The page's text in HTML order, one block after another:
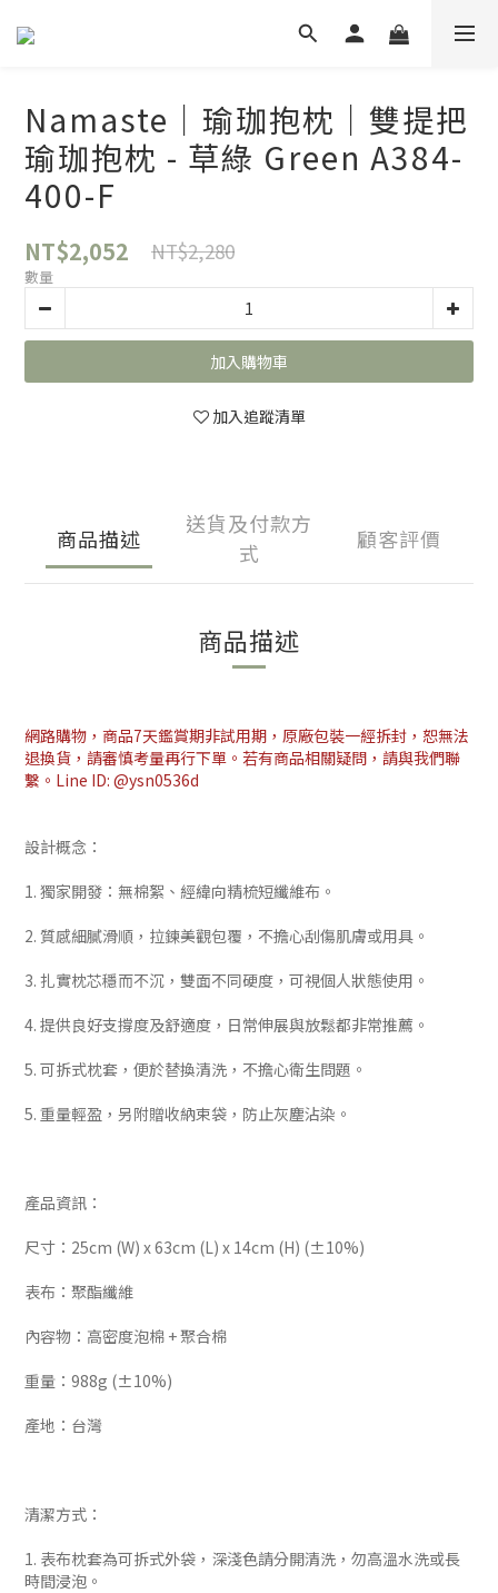
Namaste｜瑜珈抱枕｜雙提把
瑜珈抱枕 - 草綠 Green A384-
400-F
NT$2,052 NT$2,280
數量
加入購物車
加入追蹤清單
商品描述
送貨及付款方
式
顧客評價
商品描述
網路購物，商品7天鑑賞期非試用期，原廠包裝一經拆封，恕無法
退換貨，請審慎考量再行下單。若有商品相關疑問，請與我們聯
繫。Line ID: @ysn0536d
設計概念：
1. 獨家開發：無棉絮、經緯向精梳短纖維布。
2. 質感細膩滑順，拉鍊美觀包覆，不擔心刮傷肌膚或用具。
3. 扎實枕芯穩而不沉，雙面不同硬度，可視個人狀態使用。
4. 提供良好支撐度及舒適度，日常伸展與放鬆都非常推薦。
5. 可拆式枕套，便於替換清洗，不擔心衛生問題。
5. 重量輕盈，另附贈收納束袋，防止灰塵沾染。
產品資訊：
尺寸：25cm (W) x 63cm (L) x 14cm (H) (±10%)
表布：聚酯纖維
內容物：高密度泡棉 + 聚合棉
重量：988g (±10%)
產地：台灣
清潔方式：
1. 表布枕套為可拆式外袋，深淺色請分開清洗，勿高溫水洗或長
時間浸泡。